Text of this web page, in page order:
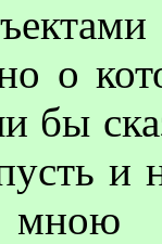
о
бы
мною